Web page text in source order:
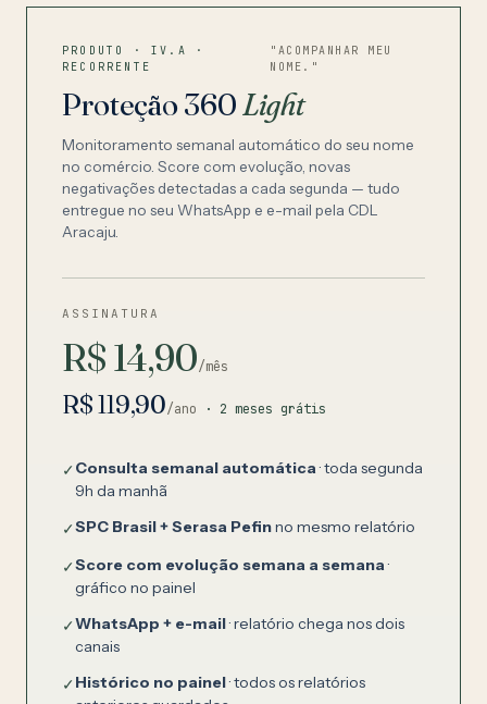
PRODUTO · IV.A ·
RECORRENTE
"ACOMPANHAR MEU
NOME."
Proteção 360Light
Monitoramento semanal automático do seu nome
no comércio. Score com evolução, novas
negativações detectadas a cada segunda — tudo
entregue no seu WhatsApp e e-mail pela CDL
Aracaju.
ASSINATURA
R$ 14,90/mês
R$ 119,90/ano · 2 meses grátis
✓Consulta semanal automática· toda segunda
9h da manhã
✓SPC Brasil + Serasa Pefinno mesmo relatório
✓Score com evolução semana a semana·
gráfico no painel
✓WhatsApp + e-mail· relatório chega nos dois
canais
✓Histórico no painel· todos os relatórios